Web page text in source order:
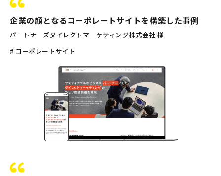
企業の顔となるコーポレートサイトを構築した事例
パートナーズダイレクトマーケティング株式会社 様
# コーポレートサイト